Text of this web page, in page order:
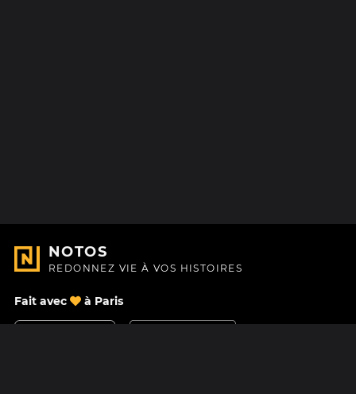
NOTOS
REDONNEZ VIE À VOS HISTOIRES
Fait avec à Paris